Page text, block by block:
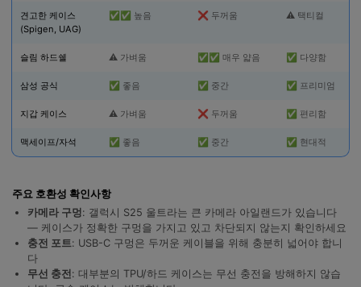
리소스 허브
신 모바일 소식을 확인하세요.
사용 가이드
고객 지원
견고한 케이스
(Spigen, UAG)
✅✅ 높음 ❌ 두꺼움 ⚠️ 택티컬
슬림 하드쉘 ⚠️ 가벼움 ✅✅ 매우 얇음 ✅ 다양함
삼성 공식 ✅ 좋음 ✅ 중간 ✅ 프리미엄
지갑 케이스 ⚠️ 가벼움 ❌ 두꺼움 ✅ 편리함
맥세이프/자석 ✅ 좋음 ✅ 중간 ✅ 현대적
주요 호환성 확인사항
카메라 구멍: 갤럭시 S25 울트라는 큰 카메라 아일랜드가 있습니다
— 케이스가 정확한 구멍을 가지고 있고 차단되지 않는지 확인하세요
충전 포트: USB-C 구멍은 두꺼운 케이블을 위해 충분히 넓어야 합니
다
무선 충전: 대부분의 TPU/하드 케이스는 무선 충전을 방해하지 않습